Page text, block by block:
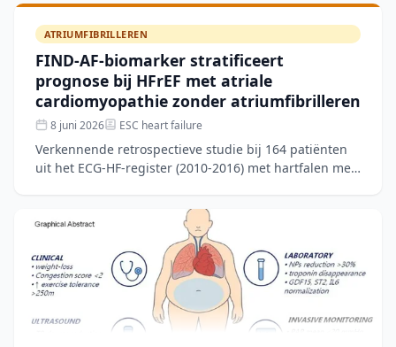
ATRIUMFIBRILLEREN
FIND-AF-biomarker stratificeert
prognose bij HFrEF met atriale
cardiomyopathie zonder atriumfibrilleren
8 juni 2026 ESC heart failure
Verkennende retrospectieve studie bij 164 patiënten
uit het ECG-HF-register (2010-2016) met hartfalen met